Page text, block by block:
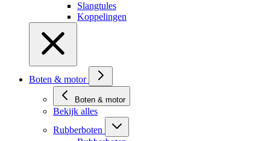
Slangtules
Koppelingen
Boten & motor
Boten & motor
Bekijk alles
Rubberboten